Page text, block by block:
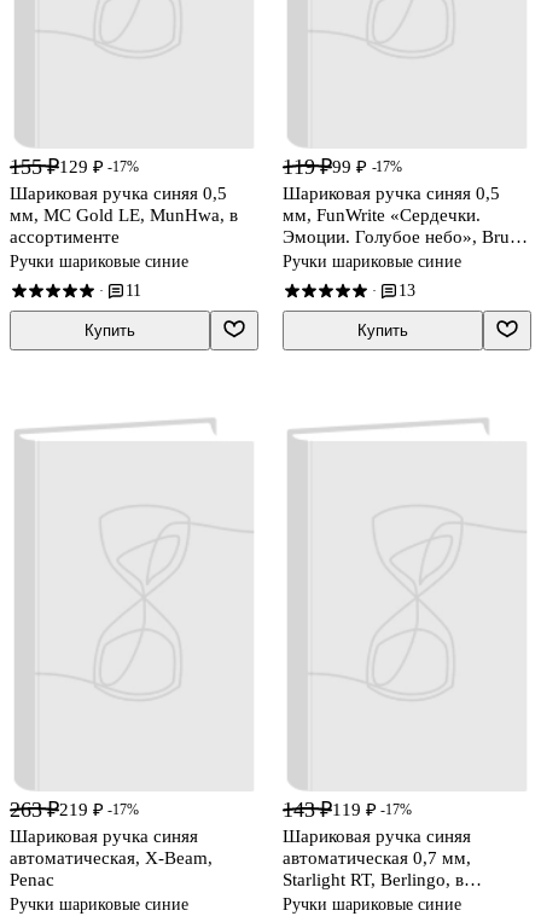
155 ₽129 ₽ -17%
Шариковая ручка синяя 0,5
мм, MC Gold LE, MunHwa, в
ассортименте
Ручки шариковые синие
· 11
Купить
119 ₽99 ₽ -17%
Шариковая ручка синяя 0,5
мм, FunWrite «Сердечки.
Эмоции. Голубое небо», Bruno
Visconti
Ручки шариковые синие
· 13
Купить
263 ₽219 ₽ -17%
Шариковая ручка синяя
автоматическая, X-Beam,
Penac
Ручки шариковые синие
143 ₽119 ₽ -17%
Шариковая ручка синяя
автоматическая 0,7 мм,
Starlight RT, Berlingo, в
ассортименте
Ручки шариковые синие